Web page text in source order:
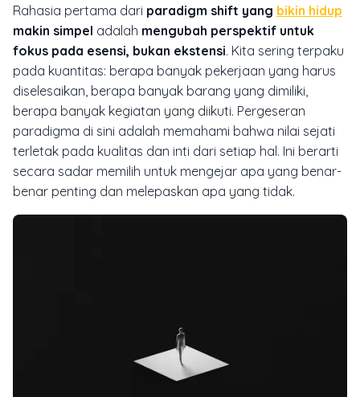
Rahasia pertama dari paradigm shift yang bikin hidup
makin simpel adalah mengubah perspektif untuk
fokus pada esensi, bukan ekstensi. Kita sering terpaku
pada kuantitas: berapa banyak pekerjaan yang harus
diselesaikan, berapa banyak barang yang dimiliki,
berapa banyak kegiatan yang diikuti. Pergeseran
paradigma di sini adalah memahami bahwa nilai sejati
terletak pada kualitas dan inti dari setiap hal. Ini berarti
secara sadar memilih untuk mengejar apa yang benar-
benar penting dan melepaskan apa yang tidak.